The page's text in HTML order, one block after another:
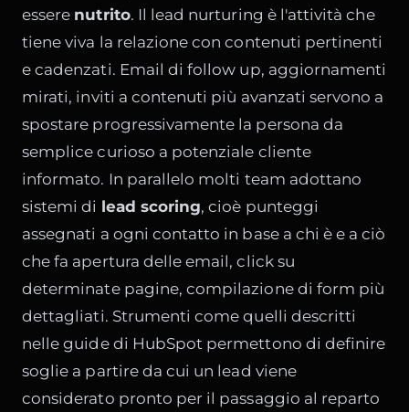
essere nutrito. Il lead nurturing è l'attività che
tiene viva la relazione con contenuti pertinenti
e cadenzati. Email di follow up, aggiornamenti
mirati, inviti a contenuti più avanzati servono a
spostare progressivamente la persona da
semplice curioso a potenziale cliente
informato. In parallelo molti team adottano
sistemi di lead scoring, cioè punteggi
assegnati a ogni contatto in base a chi è e a ciò
che fa apertura delle email, click su
determinate pagine, compilazione di form più
dettagliati. Strumenti come quelli descritti
nelle guide di HubSpot permettono di definire
soglie a partire da cui un lead viene
considerato pronto per il passaggio al reparto